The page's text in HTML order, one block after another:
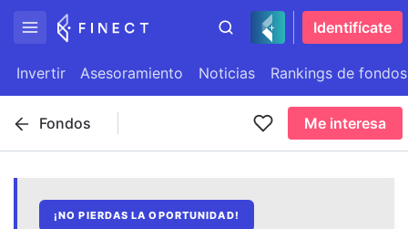
Identifícate
Invertir Asesoramiento Noticias Rankings de fondos
Fondos Me interesa
¡NO PIERDAS LA OPORTUNIDAD!